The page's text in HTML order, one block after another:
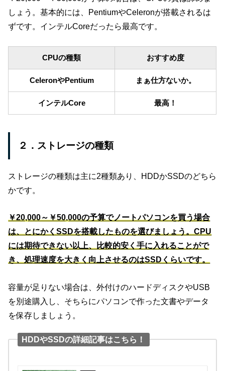
しょう。基本的には、PentiumやCeleronが搭載されるは
ずです。インテルCoreだったら最高です。
CPUの種類 おすすめ度
CeleronやPentium まぁ仕方ないか。
インテルCore 最高！
２．ストレージの種類
ストレージの種類は主に2種類あり、HDDかSSDのどちら
かです。
￥20,000～￥50,000の予算でノートパソコンを買う場合
は、とにかくSSDを搭載したものを選びましょう。CPU
には期待できない以上、比較的安く手に入れることがで
き、処理速度を大きく向上させるのはSSDくらいです。
容量が足りない場合は、外付けのハードディスクやUSB
を別途購入し、そちらにパソコンで作った文書やデータ
を保存しましょう。
HDDやSSDの詳細記事はこちら！